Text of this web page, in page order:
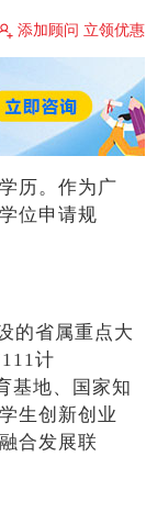
添加顾问 立领优惠
历。作为广
位申请规
的省属重点大
计
基地、国家知
生创新创业
合发展联